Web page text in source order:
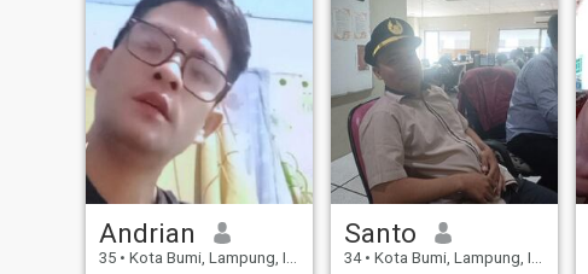
Andrian
35 • Kota Bumi, Lampung, Indonesia
Santo
34 • Kota Bumi, Lampung, Indonesia